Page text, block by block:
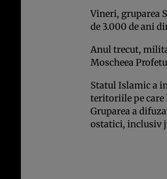
Vineri, gruparea
de 3.000 de ani
Anul trecut,
Moscheea
Statul Islamic a
teritoriile pe care
Gruparea a
ostatici, inclusiv